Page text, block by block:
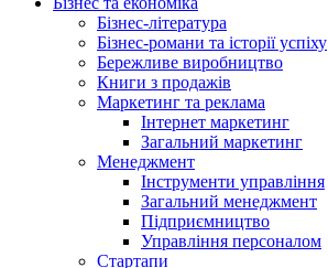
Бізнес-література
Бізнес-романи та історії успіху
Бережливе виробництво
Книги з продажів
Маркетинг та реклама
Інтернет маркетинг
Загальний маркетинг
Менеджмент
Інструменти управління
Загальний менеджмент
Підприємництво
Управління персоналом
Стартапи